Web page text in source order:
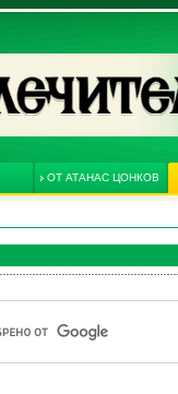
ОТ АТАНАС ЦОНКОВ